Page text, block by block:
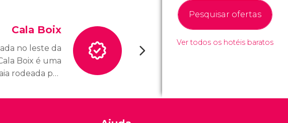
Cala Boix
no leste da
Boix é uma
rodeada por
uma areia de
Pesquisar ofertas
Ver todos os hotéis baratos